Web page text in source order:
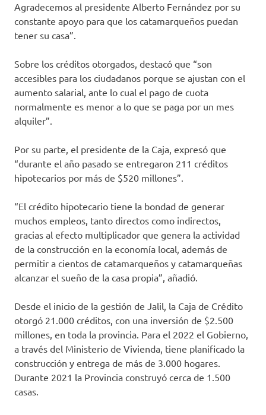
Agradecemos al presidente Alberto Fernández por su
constante apoyo para que los catamarqueños puedan
tener su casa”.
Sobre los créditos otorgados, destacó que “son
accesibles para los ciudadanos porque se ajustan con el
aumento salarial, ante lo cual el pago de cuota
normalmente es menor a lo que se paga por un mes
alquiler”.
Por su parte, el presidente de la Caja, expresó que
“durante el año pasado se entregaron 211 créditos
hipotecarios por más de $520 millones”.
“El crédito hipotecario tiene la bondad de generar
muchos empleos, tanto directos como indirectos,
gracias al efecto multiplicador que genera la actividad
de la construcción en la economía local, además de
permitir a cientos de catamarqueños y catamarqueñas
alcanzar el sueño de la casa propia”, añadió.
Desde el inicio de la gestión de Jalil, la Caja de Crédito
otorgó 21.000 créditos, con una inversión de $2.500
millones, en toda la provincia. Para el 2022 el Gobierno,
a través del Ministerio de Vivienda, tiene planificado la
construcción y entrega de más de 3.000 hogares.
Durante 2021 la Provincia construyó cerca de 1.500
casas.